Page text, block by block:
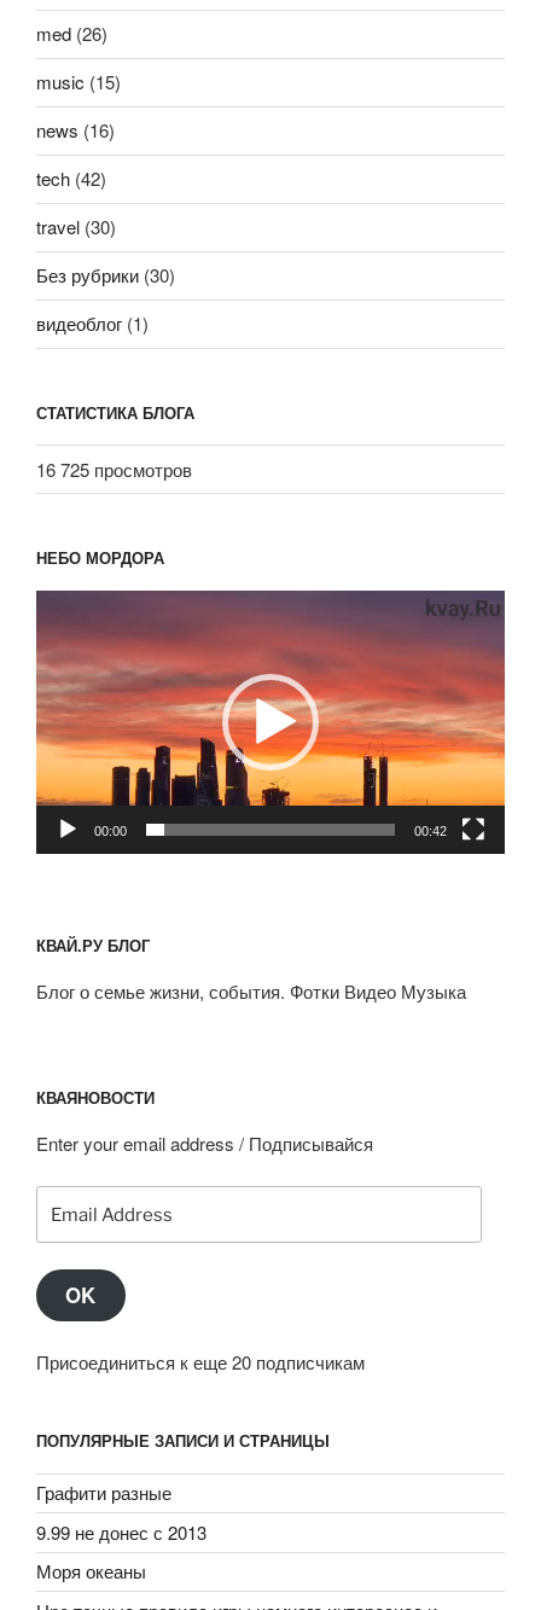
med (26)
music (15)
news (16)
tech (42)
travel (30)
Без рубрики (30)
видеоблог (1)
СТАТИСТИКА БЛОГА
16 725 просмотров
НЕБО МОРДОРА
00:00 00:42
КВАЙ.РУ БЛОГ
Блог о семье жизни, события. Фотки Видео Музыка
КВАЯНОВОСТИ
Enter your email address / Подписывайся
Address
OK
Присоединиться к еще 20 подписчикам
ПОПУЛЯРНЫЕ ЗАПИСИ И СТРАНИЦЫ
Графити разные
9.99 не донес с 2013
Моря океаны